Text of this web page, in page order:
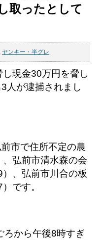
取ったとして
, ヤンキー・半グレ
現金30万円を脅し
人が逮捕されまし
市で住所不定の農
弘前市清水森の会
、弘前市川合の板
です。
ろから午後8時すぎ